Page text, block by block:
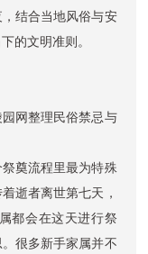
结合当地风俗与安
的文明准则。
网整理民俗禁忌与
奠流程里最为特殊
逝者离世第七天，
都会在这天进行祭
很多新手家属并不